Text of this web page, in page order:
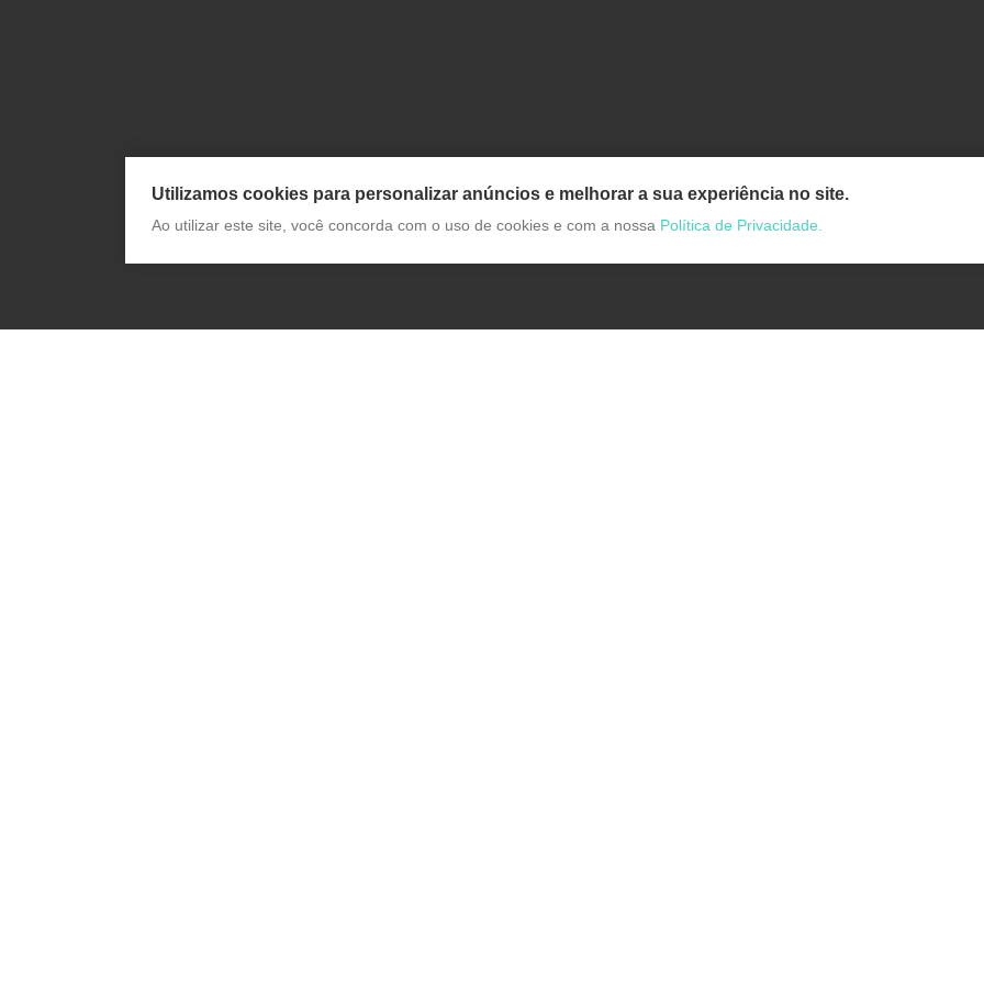
Utilizamos cookies para personalizar anúncios e melhorar a sua experiência no site.
Ao utilizar este site, você concorda com o uso de cookies e com a nossa Política de Privacidade.